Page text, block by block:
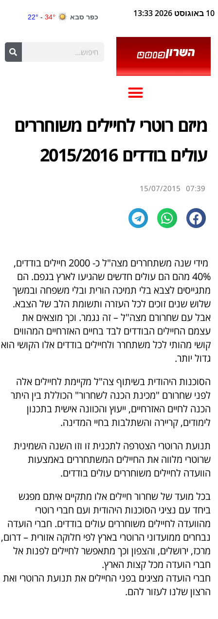
10 באוגוסט 2026 13:33
מיזם רוטרי לחיילים משוחררים
עולים בודדים 2015/2016
07:39
15/07/2015
מידי שנה משתחררים מצה"ל כ- 2000 חיילים בודדים,
40% מהם הם עולים חדשים שהגיעו לארץ בגפם. הם
מתגייסים לצבא בלי תמיכה הורית ובלי משפחה ובמשך
שלוש שנים זוכים לכל העזרה ותשומת הלב של הצבא.
אבל עם שחרורם מצה"ל – זה נגמר. וכך מוצאים את
עצמם החיילים הבודדים לבד בחיים האזרחיים המהווים
קושי מהותי לכל משתחרר ולחיילים בודדים אלו הקושי הוא
גדול יותר.
הסוכנות היהודית בשיתוף צה"ל מקיימת לחיילים אלה
לפני שחרורם "מכינת הכנה לשחרור" הכוללת בין היתר
הכנה לחיים האזרחיים, ייעוץ והכוונה אישית בתכנון
לימודים, קריירה והשתלבות בחיי המדינה.
תנועת הרוטרי הצטרפה לתכנית זו וזו השנה השמינית
שרוטרי מלווה את החיילים המשתחררים באמצעות
הוועדה לחיילים משוחררים עולים בודדים.
בכל מועד של שחרור חיילים אלו מתקיים איתם מפגש
ביחד עם נציגי הסוכנות היהודית ועם חברי רוטרי
מהוועדה לחיילים משוחררים עולים בודדים. חברי הועדה
נבחרים ממועדוני הרוטרי בארץ לפי חלוקה אזורית – דרום,
מרכז, ירושלים, והצפון וכך מתאפשר לחיילים לפנות אל
חברי הועדה מכל קצות הארץ.
חברי הועדה מציגים בפני החיילים את תנועת הרוטרי ואת
הרצון שלנו לעזור להם.